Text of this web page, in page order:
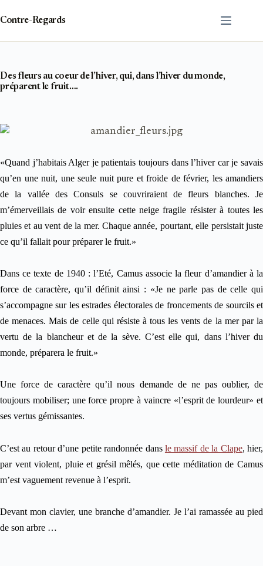
contenu
Contre-Regards
Des fleurs au coeur de l’hiver, qui, dans l’hiver du monde,
préparent le fruit….
«Quand j’habitais Alger je patientais toujours dans l’hiver car je savais
qu’en une nuit, une seule nuit pure et froide de février, les amandiers
de la vallée des Consuls se couvriraient de fleurs blanches. Je
m’émerveillais de voir ensuite cette neige fragile résister à toutes les
pluies et au vent de la mer. Chaque année, pourtant, elle persistait juste
ce qu’il fallait pour préparer le fruit.»
Dans ce texte de 1940 : l’Eté, Camus associe la fleur d’amandier à la
force de caractère, qu’il définit ainsi : «Je ne parle pas de celle qui
s’accompagne sur les estrades électorales de froncements de sourcils et
de menaces. Mais de celle qui résiste à tous les vents de la mer par la
vertu de la blancheur et de la sève. C’est elle qui, dans l’hiver du
monde, préparera le fruit.»
Une force de caractère qu’il nous demande de ne pas oublier, de
toujours mobiliser; une force propre à vaincre «l’esprit de lourdeur» et
ses vertus gémissantes.
C’est au retour d’une petite randonnée dans le massif de la Clape, hier,
par vent violent, pluie et grésil mêlés, que cette méditation de Camus
m’est vaguement revenue à l’esprit.
Devant mon clavier, une branche d’amandier. Je l’ai ramassée au pied
de son arbre …